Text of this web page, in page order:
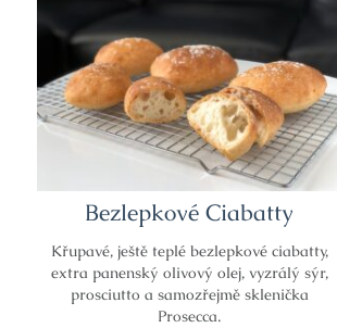
Bezlepkové Ciabatty
Křupavé, ještě teplé bezlepkové ciabatty,
extra panenský olivový olej, vyzrálý sýr,
prosciutto a samozřejmě sklenička
Prosecca.